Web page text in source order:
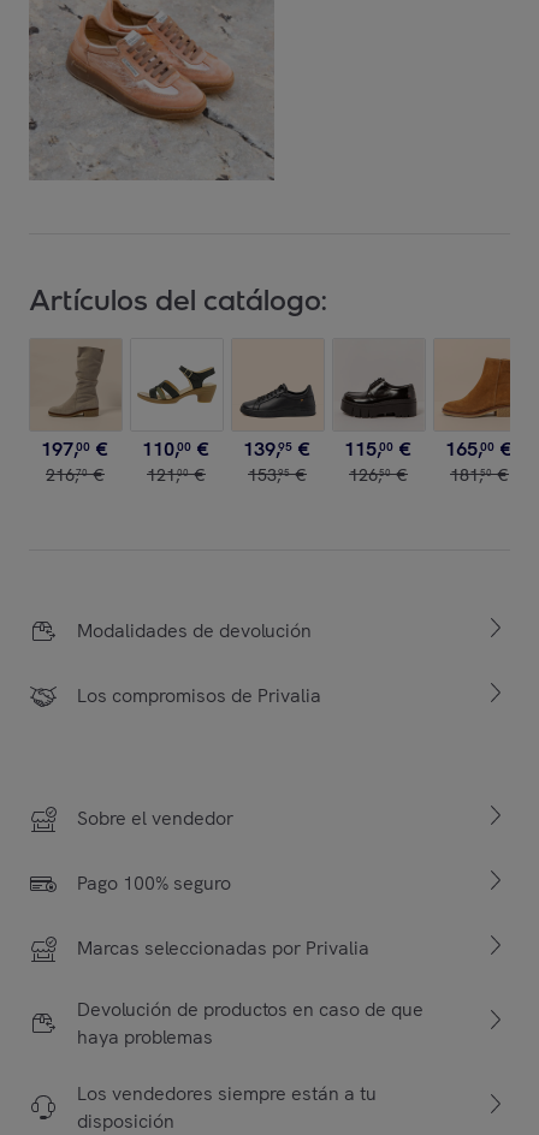
Artículos del catálogo:
197,00 €
216,70 €
110,00 €
121,00 €
139,95 €
153,95 €
115,00 €
126,50 €
165,00 €
181,50 €
Modalidades de devolución
Los compromisos de Privalia
Sobre el vendedor
Pago 100% seguro
Marcas seleccionadas por Privalia
Devolución de productos en caso de que
haya problemas
Los vendedores siempre están a tu
disposición